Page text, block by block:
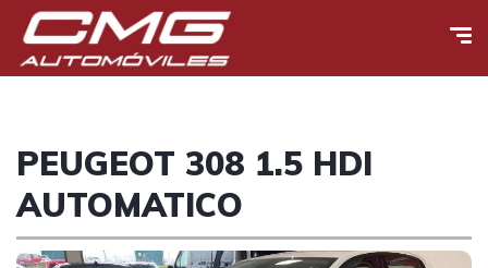
PEUGEOT 308 1.5 HDI
AUTOMATICO